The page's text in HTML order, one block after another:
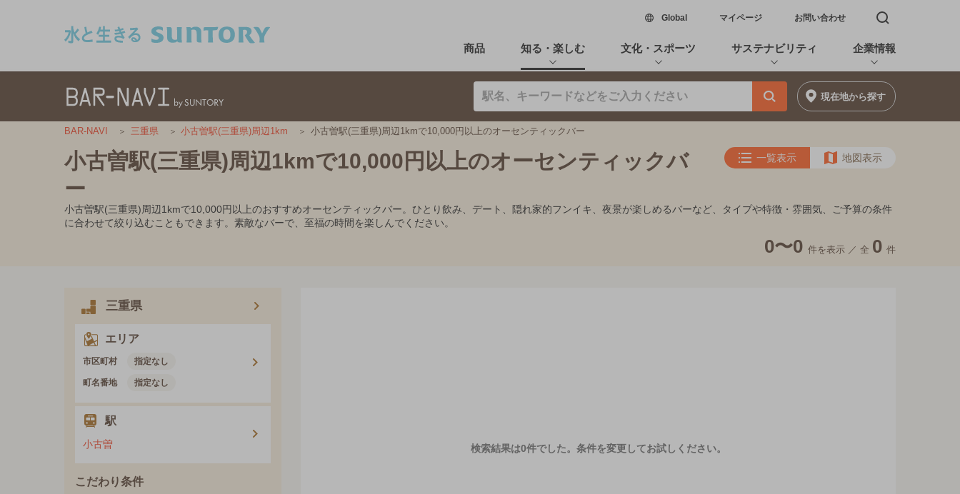
Global新しいウィンドウで開く
マイページ お問い合わせ 検索窓を開く
商品 知る・楽しむ 文化・スポーツ サステナビリティ 企業情報
現在地から探す
BAR-NAVI 三重県 小古曽駅(三重県)周辺1km 小古曽駅(三重県)周辺1kmで10,000円以上のオーセンティックバー
小古曽駅(三重県)周辺1kmで10,000円以上のオーセンティックバ
ー
一覧表示 地図表示
小古曽駅(三重県)周辺1kmで10,000円以上のおすすめオーセンティックバー。ひとり飲み、デート、隠れ家的フンイキ、夜景が楽しめるバーなど、タイプや特徴・雰囲気、ご予算の条件
に合わせて絞り込むこともできます。素敵なバーで、至福の時間を楽しんでください。
0〜0 件を表示 ／ 全 0 件
三重県
エリア
市区町村 指定なし
町名番地 指定なし
駅
小古曽
こだわり条件
検索結果は0件でした。 条件を変更してお試しください。